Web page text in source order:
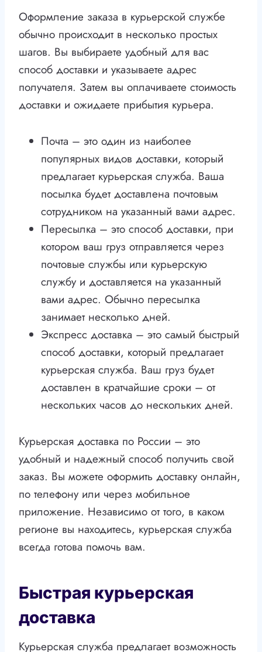
Оформление заказа в курьерской службе
обычно происходит в несколько простых
шагов. Вы выбираете удобный для вас
способ доставки и указываете адрес
получателя. Затем вы оплачиваете стоимость
доставки и ожидаете прибытия курьера.
Почта – это один из наиболее
популярных видов доставки, который
предлагает курьерская служба. Ваша
посылка будет доставлена почтовым
сотрудником на указанный вами адрес.
Пересылка – это способ доставки, при
котором ваш груз отправляется через
почтовые службы или курьерскую
службу и доставляется на указанный
вами адрес. Обычно пересылка
занимает несколько дней.
Экспресс доставка – это самый быстрый
способ доставки, который предлагает
курьерская служба. Ваш груз будет
доставлен в кратчайшие сроки – от
нескольких часов до нескольких дней.
Курьерская доставка по России – это
удобный и надежный способ получить свой
заказ. Вы можете оформить доставку онлайн,
по телефону или через мобильное
приложение. Независимо от того, в каком
регионе вы находитесь, курьерская служба
всегда готова помочь вам.
Быстрая курьерская
доставка
Курьерская служба предлагает возможность